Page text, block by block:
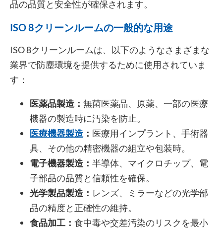
品の品質と安全性が確保されます。
ISO 8クリーンルームの一般的な用途
ISO 8クリーンルームは、以下のようなさまざまな
業界で防塵環境を提供するために使用されていま
す：
医薬品製造： 無菌医薬品、原薬、一部の医療
機器の製造時に汚染を防止。
医療機器製造 ： 医療用インプラント、手術器
具、その他の精密機器の組立や包装時。
電子機器製造： 半導体、マイクロチップ、電
子部品の品質と信頼性を確保。
光学製品製造： レンズ、ミラーなどの光学部
品の精度と正確性の維持。
食品加工： 食中毒や交差汚染のリスクを最小